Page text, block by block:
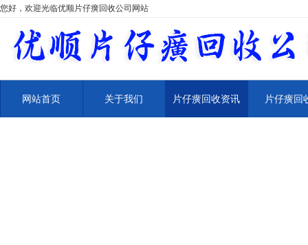
您好，欢迎光临优顺片仔癀回收公司网站
网站首页 关于我们 片仔癀回收资讯 片仔癀回